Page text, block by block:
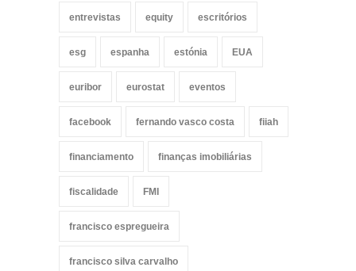
entrevistas equity escritórios
esg espanha estónia EUA
euribor eurostat eventos
facebook fernando vasco costa fiiah
financiamento finanças imobiliárias
fiscalidade FMI
francisco espregueira
francisco silva carvalho